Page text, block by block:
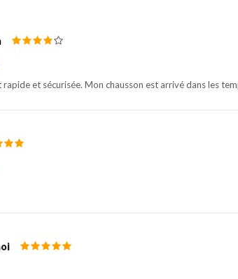
rapide et sécurisée. Mon chausson est arrivé dans les